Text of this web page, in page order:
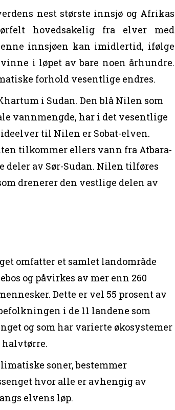
nest største innsjø og Afrikas
hovedsakelig fra elver med
innsjøen kan imidlertid, ifølge
i løpet av bare noen århundre.
forhold vesentlige endres.
i Sudan. Den blå Nilen som
vannmengde, har i det vesentlige
til Nilen er Sobat-elven.
tilkommer ellers vann fra Atbara-
deler av Sør-Sudan. Nilen tilføres
drenerer den vestlige delen av
omfatter et samlet landområde
og påvirkes av mer enn 260
Dette er vel 55 prosent av
i de 11 landene som
og som har varierte økosystemer
soner, bestemmer
hvor alle er avhengig av
elvens løp.